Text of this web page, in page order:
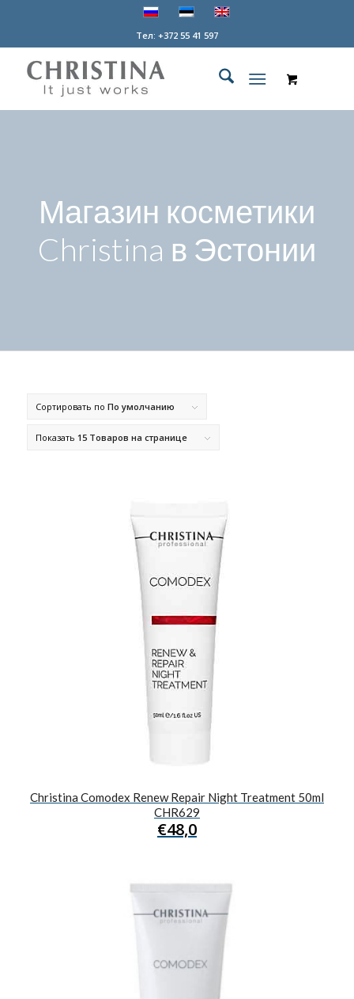
Tел: +372 55 41 597
Магазин косметики
Christina в Эстонии
Сортировать по По умолчанию
Показать 15 Товаров на странице
Christina Comodex Renew Repair Night Treatment 50ml
CHR629
€48,0